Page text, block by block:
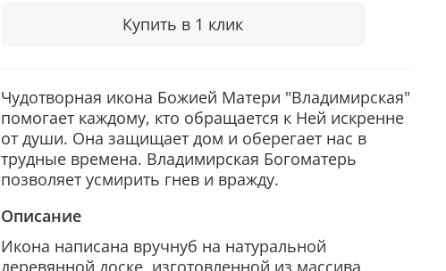
Купить в 1 клик
Чудотворная икона Божией Матери "Владимирская"
помогает каждому, кто обращается к Ней искренне
от души. Она защищает дом и оберегает нас в
трудные времена. Владимирская Богоматерь
позволяет усмирить гнев и вражду.
Описание
Икона написана вручнуб на натуральной